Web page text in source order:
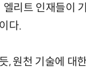
리트 인재들이
다.
, 원천 기술에 대